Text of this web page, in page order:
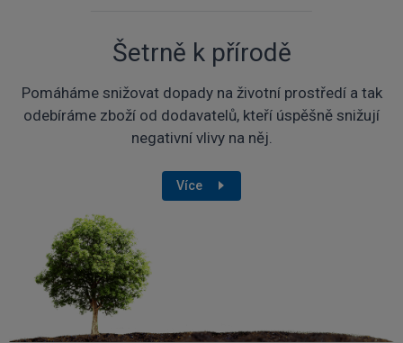
Šetrně k přírodě
Pomáháme snižovat dopady na životní prostředí a tak
odebíráme zboží od dodavatelů, kteří úspěšně snižují
negativní vlivy na něj.
Více